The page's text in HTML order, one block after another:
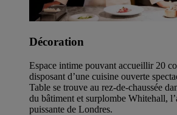
Décoration
Espace intime pouvant accueillir 20
disposant d’une cuisine ouverte
Table se trouve au rez-de-chaussée
du bâtiment et surplombe Whitehall,
puissante de Londres.